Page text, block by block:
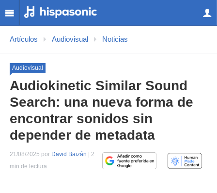
Artículos Audiovisual Noticias
Audiovisual
Audiokinetic Similar Sound
Search: una nueva forma de
encontrar sonidos sin
depender de metadata
21/08/2025 por David Baizán | 2
min de lectura